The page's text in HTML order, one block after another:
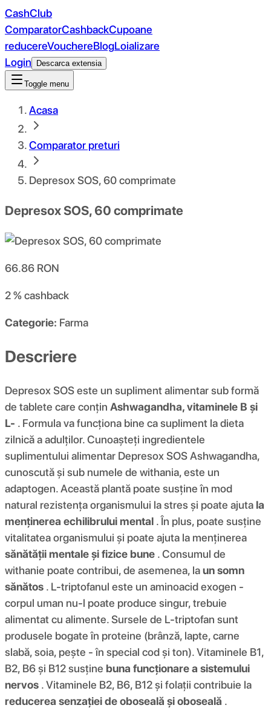
CashClub
ComparatorCashbackCupoane
reducereVouchereBlogLoializare
Login
Descarca extensia
Toggle menu
Acasa
Comparator preturi
Depresox SOS, 60 comprimate
Depresox SOS, 60 comprimate
66.86 RON
2 %cashback
Categorie: Farma
Descriere
Depresox SOS este un supliment alimentar sub formă
de tablete care conțin Ashwagandha, vitaminele B și
L- . Formula va funcționa bine ca supliment la dieta
zilnică a adulților. Cunoașteți ingredientele
suplimentului alimentar Depresox SOS Ashwagandha,
cunoscută și sub numele de withania, este un
adaptogen. Această plantă poate susține în mod
natural rezistența organismului la stres și poate ajuta la
menținerea echilibrului mental . În plus, poate susține
vitalitatea organismului și poate ajuta la menținerea
sănătății mentale și fizice bune . Consumul de
withanie poate contribui, de asemenea, laun somn
sănătos . L-triptofanul este un aminoacid exogen -
corpul uman nu-l poate produce singur, trebuie
alimentat cu alimente. Sursele de L-triptofan sunt
produsele bogate în proteine ​​(brânză, lapte, carne
slabă, soia, pește - în special cod și ton). Vitaminele B1,
B2, B6 și B12susține buna funcționare a sistemului
nervos . Vitaminele B2, B6, B12 și folații contribuie la
reducerea senzației de oboseală și oboseală .